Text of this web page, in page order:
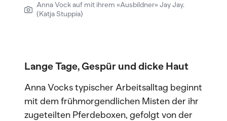
Anna Vock auf mit ihrem «Ausbildner» Jay Jay.
(Katja Stuppia)
Lange Tage, Gespür und dicke Haut
Anna Vocks typischer Arbeitsalltag beginnt
mit dem frühmorgendlichen Misten der ihr
zugeteilten Pferdeboxen, gefolgt von der